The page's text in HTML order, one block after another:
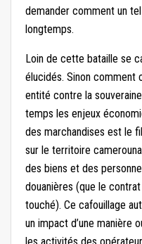
demander comment un
longtemps.
Loin de cette bataille se
élucidés. Sinon comment
entité contre la
temps les enjeux
des marchandises est le
sur le territoire
des biens et des
douanières (que le contrat
touché). Ce cafouillage
un impact d’une manière